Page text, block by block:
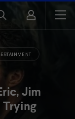
Jim
Trying